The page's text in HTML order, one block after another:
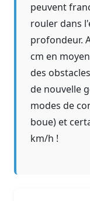
peuvent
rouler dans
profondeur.
cm en
des
de nouvelle
modes de
boue) et
km/h !